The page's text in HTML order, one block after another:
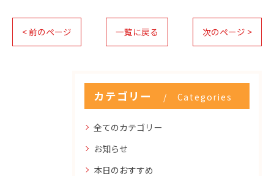
< 前のページ 一覧に戻る 次のページ >
カテゴリー Categories
全てのカテゴリー
お知らせ
本日のおすすめ